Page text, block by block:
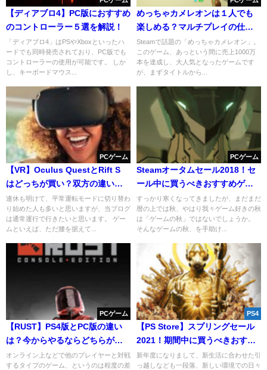
【ディアブロ4】PC版におすすめ
のコントローラー５選を解説！
「ディアブロ4」はPSやXboxといったハ
ードでも同時発売されており、PC版でも
コントローラーの使用が可能です。 しか
し、キーボードマウス...
めっちゃカメレオンは１人でも
楽しめる？マルチプレイの仕様
を解説！
Steamで話題の「めっちゃカメレオン」。
このゲーム、あっという間に売上1000万
本を達成し、大人気となったゲームです
が、まずタイトルから...
PCゲーム
【VR】Oculus QuestとRift S
はどっちが買い？双方の違いと
メリットまとめ！
連休も明けて、平常運転モードに切り替わ
り始めた人も多いと思いますが、当ブログ
は通常運行で行きたいと思います。 ゲー
ムといえば、ただ腰を据えて...
PCゲーム
Steamオータムセール2018！セ
ール中に買うべきおすすめゲー
ムをご紹介！
すっかり寒くなってきましたが、まだまだ
暦の上では秋、やはり我々ゲーム好きの秋
は「ゲームの秋」ではないでしょうか。
そんなゲームの秋、を手助け...
PCゲーム
【RUST】PS4版とPC版の違い
は？今からやるならどちらがお
すすめ？
オンライン上などで他のプレイヤーと対戦
するタイプのゲーム、というのは程度の差
PS4
【PS Store】スプリングセール
2021！期間中に買うべきおすす
めゲーム一覧！
新年度になりまして、新生活に合わせた引
っ越しなども一段落、新しい環境での日々